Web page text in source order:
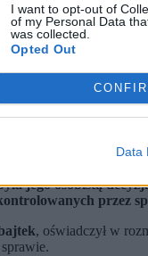
I want to opt-out of
of my Personal Data
was collected.
Opted Out
Data
Krakowiak)
jego osobistą
przez
, oświadczył w